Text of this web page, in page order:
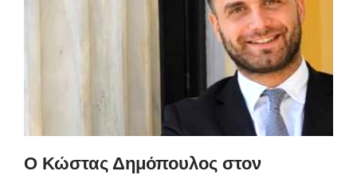
Ο Κώστας Δημόπουλος στον